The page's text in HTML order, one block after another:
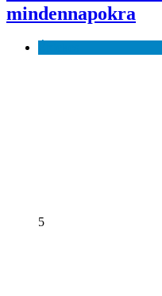
mindennapokra
5